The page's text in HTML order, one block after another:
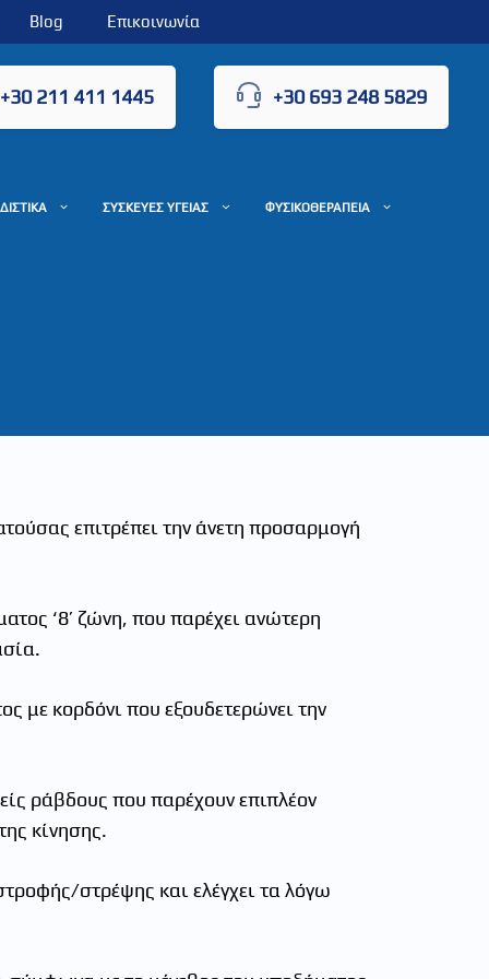
Blog Επικοινωνία
+30 211 411 1445 +30 693 248 5829
ΣΥΣΚΕΥΕΣ ΥΓΕΙΑΣ ΦΥΣΙΚΟΘΕΡΑΠΕΙΑ
επιτρέπει την άνετη προσαρμογή
‘8’ ζώνη, που παρέχει ανώτερη
με κορδόνι που εξουδετερώνει την
ράβδους που παρέχουν επιπλέον
κίνησης.
στρέψης και ελέγχει τα λόγω